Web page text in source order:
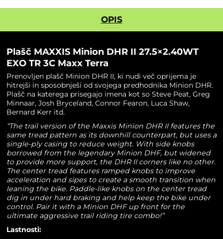
OPIS
Plašč MAXXIS Minion DHR II 27.5×2.40WT
EXO TR 3C Maxx Terra
Prenovljen plašč Minion DHR II, ki nudi več oprijema je
hitrejši in sposobnješi od svojega predhodnika Minion DHR.
Plašč na katerega prisegajo imena kot so Steve Peat, Greg
Minnaar, Josh Bryceland, Connor Fearon, Luca Shaw,
Bernard Kerr itd.
“The trail version of the Maxxis Minion DHR II features the
same tread pattern as its downhill counterpart, but uses a
single-ply casing to reduce weight. With side knobs
borrowed from the legendary Minion DHF, but widened
to provide more support, the DHR II corners like no other.
The center tread features ramped knobs to improve
acceleration and sipes to create a smooth transition when
leaning the bike. Paddle-like knobs on the center tread
dig in under hard braking and help keep the bike under
control. Pair it with a Minion DHF up front for the
ultimate aggressive trail riding tire combo!”
Lastnosti: